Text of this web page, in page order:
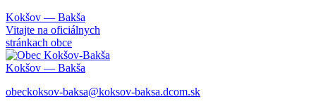
Kokšov — Bakša
Vitajte na oficiálnych
stránkach obce
Kokšov — Bakša
obeckoksov-baksa@koksov-baksa.dcom.sk